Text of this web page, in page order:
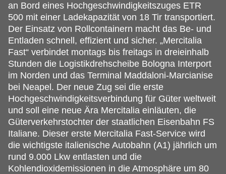
an Bord eines Hochgeschwindigkeitszuges ETR
500 mit einer Ladekapazität von 18 Tir transportiert.
Der Einsatz von Rollcontainern macht das Be- und
Entladen schnell, effizient und sicher. „Mercitalia
Fast“ verbindet montags bis freitags in dreieinhalb
Stunden die Logistikdrehscheibe Bologna Interport
im Norden und das Terminal Maddaloni-Marcianise
bei Neapel. Der neue Zug sei die erste
Hochgeschwindigkeitsverbindung für Güter weltweit
und soll eine neue Ära Mercitalia einläuten, die
Güterverkehrstochter der staatlichen Eisenbahn FS
Italiane. Dieser erste Mercitalia Fast-Service wird
die wichtigste italienische Autobahn (A1) jährlich um
rund 9.000 Lkw entlasten und die
Kohlendioxidemissionen in die Atmosphäre um 80